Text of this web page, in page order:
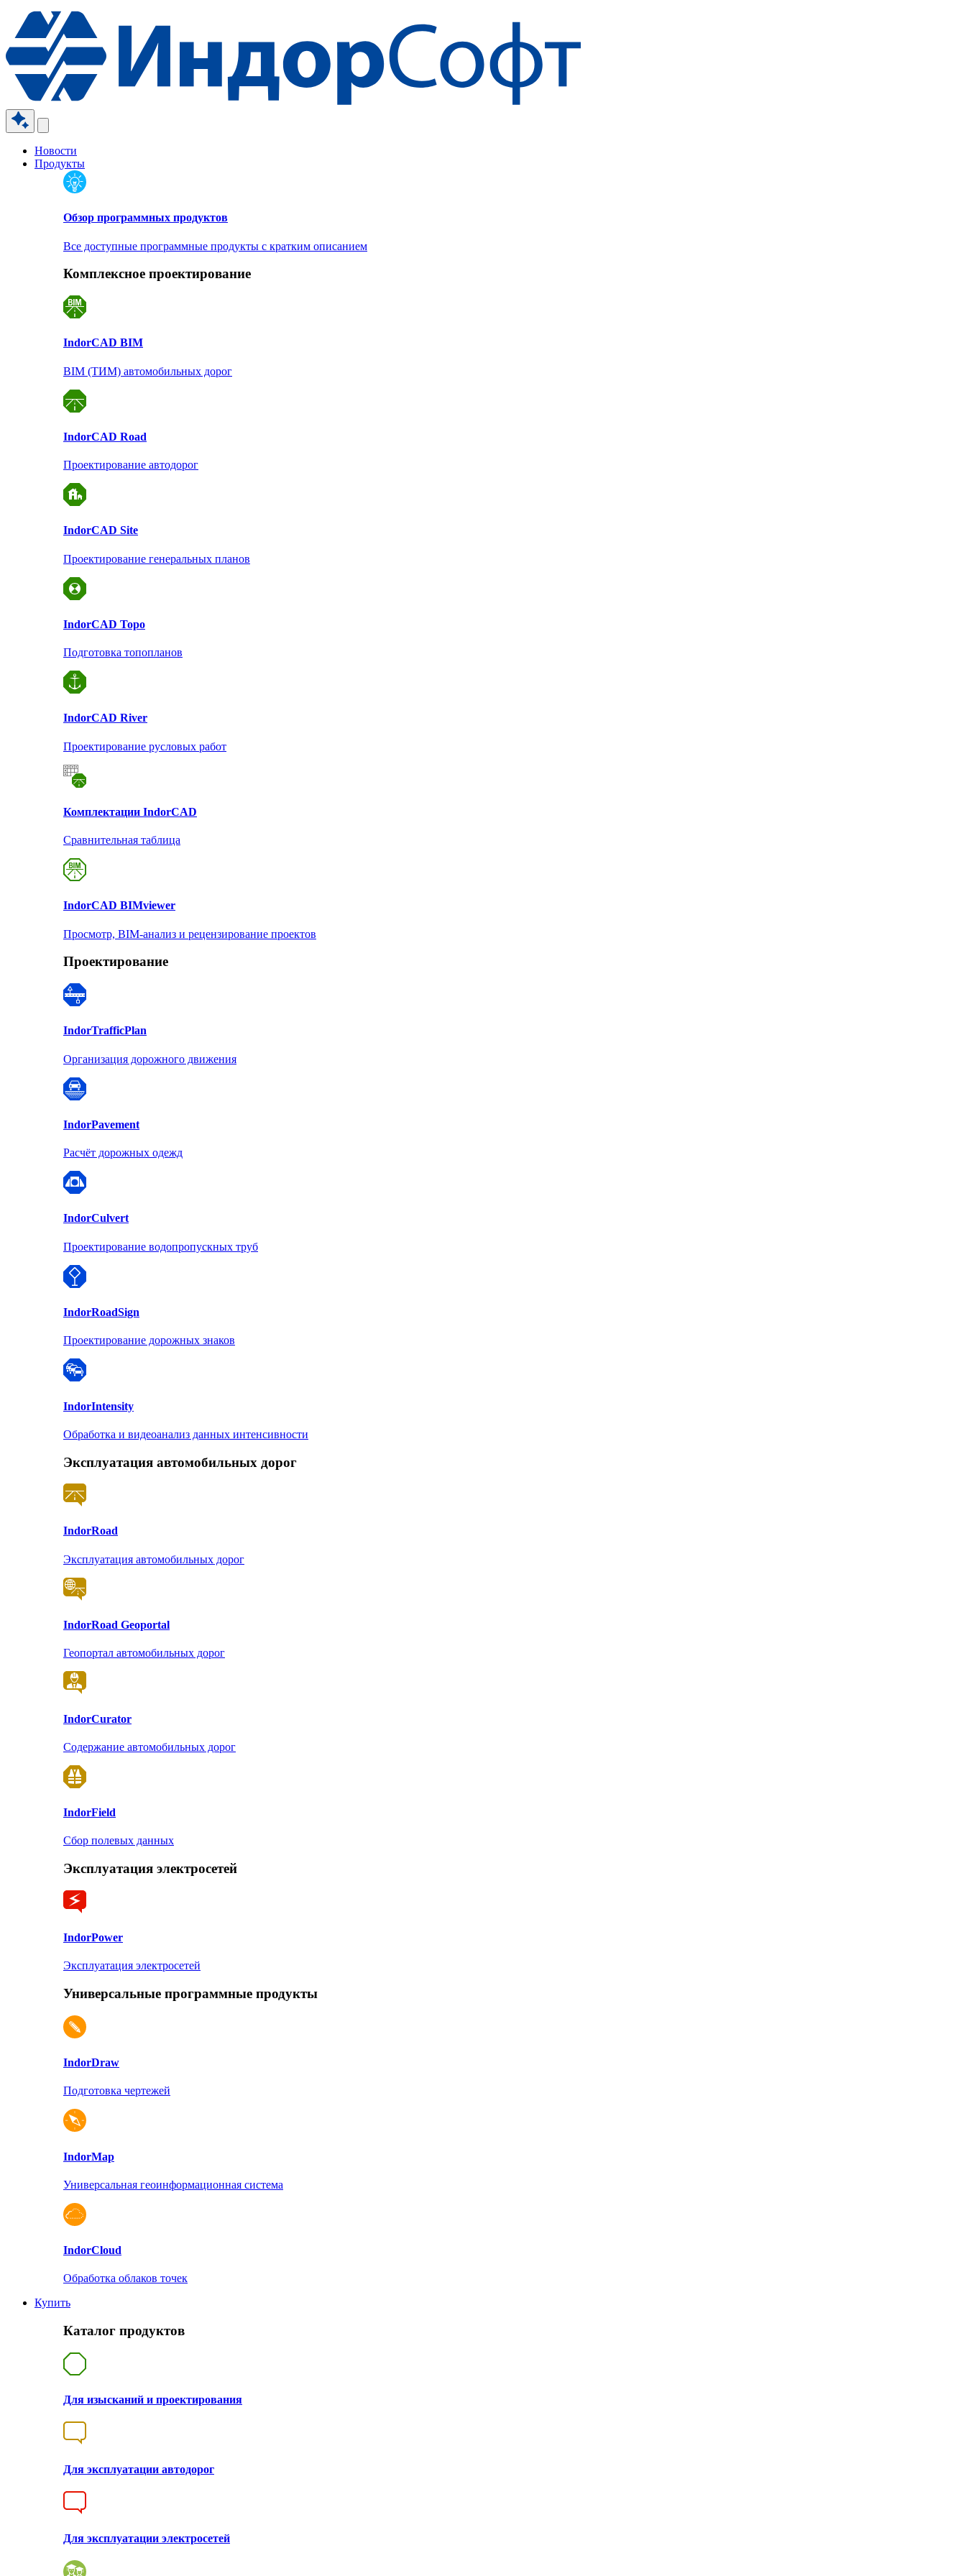
Новости
Продукты
Обзор программных продуктов
Все доступные программные продукты с кратким описанием
Комплексное проектирование
IndorCAD BIM
BIM (ТИМ) автомобильных дорог
IndorCAD Road
Проектирование автодорог
IndorCAD Site
Проектирование генеральных планов
IndorCAD Topo
Подготовка топопланов
IndorCAD River
Проектирование русловых работ
Комплектации IndorCAD
Сравнительная таблица
IndorCAD BIMviewer
Просмотр, BIM-анализ и рецензирование проектов
Проектирование
IndorTrafficPlan
Организация дорожного движения
IndorPavement
Расчёт дорожных одежд
IndorCulvert
Проектирование водопропускных труб
IndorRoadSign
Проектирование дорожных знаков
IndorIntensity
Обработка и видеоанализ данных интенсивности
Эксплуатация автомобильных дорог
IndorRoad
Эксплуатация автомобильных дорог
IndorRoad Geoportal
Геопортал автомобильных дорог
IndorCurator
Содержание автомобильных дорог
IndorField
Сбор полевых данных
Эксплуатация электросетей
IndorPower
Эксплуатация электросетей
Универсальные программные продукты
IndorDraw
Подготовка чертежей
IndorMap
Универсальная геоинформационная система
IndorCloud
Обработка облаков точек
Купить
Каталог продуктов
Для изысканий и проектирования
Для эксплуатации автодорог
Для эксплуатации электросетей